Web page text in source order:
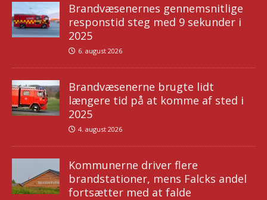
Brandvæsenernes gennemsnitlige
responstid steg med 9 sekunder i
2025
6. august 2026
Brandvæsenerne brugte lidt
længere tid på at komme af sted i
2025
4. august 2026
Kommunerne driver flere
brandstationer, mens Falcks andel
fortsætter med at falde